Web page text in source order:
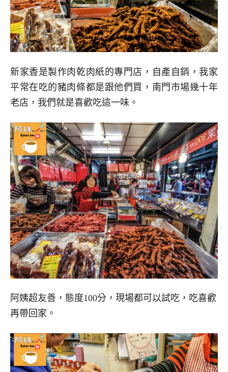
新家香是製作肉乾肉紙的專門店，自產自銷，我家
平常在吃的豬肉條都是跟他們買，南門市場幾十年
老店，我們就是喜歡吃這一味。
阿姨超友善，態度100分，現場都可以試吃，吃喜歡
再帶回家。